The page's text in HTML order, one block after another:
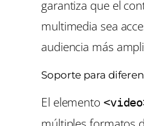
garantiza que el
multimedia sea
audiencia más
Soporte para
El elemento